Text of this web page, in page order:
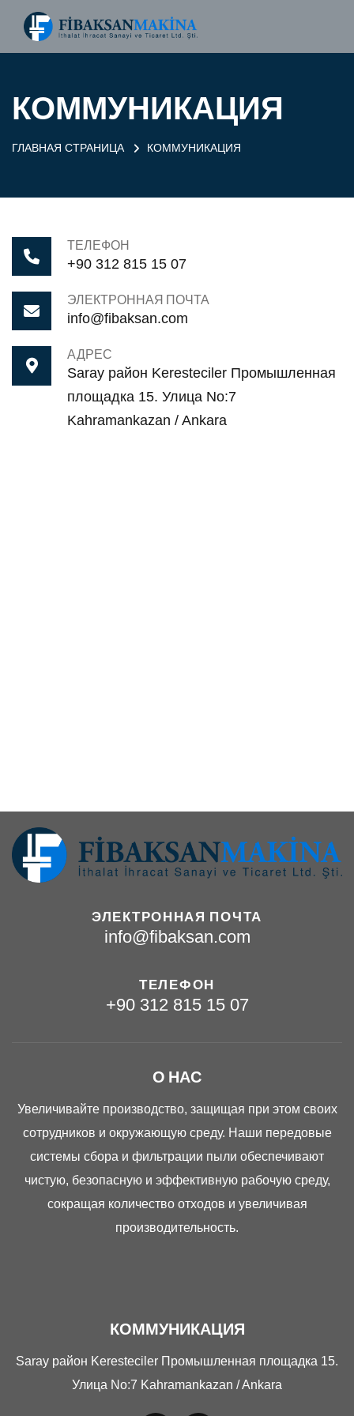
КОММУНИКАЦИЯ
ГЛАВНАЯ СТРАНИЦА КОММУНИКАЦИЯ
ТЕЛЕФОН
+90 312 815 15 07
ЭЛЕКТРОННАЯ ПОЧТА
info@fibaksan.com
АДРЕС
Saray район Keresteciler Промышленная
площадка 15. Улица No:7
Kahramankazan / Ankara
ЭЛЕКТРОННАЯ ПОЧТА
info@fibaksan.com
ТЕЛЕФОН
+90 312 815 15 07
О НАС
Увеличивайте производство, защищая при этом своих
сотрудников и окружающую среду. Наши передовые
системы сбора и фильтрации пыли обеспечивают
чистую, безопасную и эффективную рабочую среду,
сокращая количество отходов и увеличивая
производительность.
КОММУНИКАЦИЯ
Saray район Keresteciler Промышленная площадка 15.
Улица No:7 Kahramankazan / Ankara